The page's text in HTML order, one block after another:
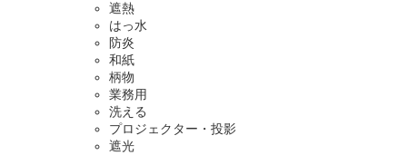
遮熱
はっ水
防炎
和紙
柄物
業務用
洗える
プロジェクター・投影
遮光